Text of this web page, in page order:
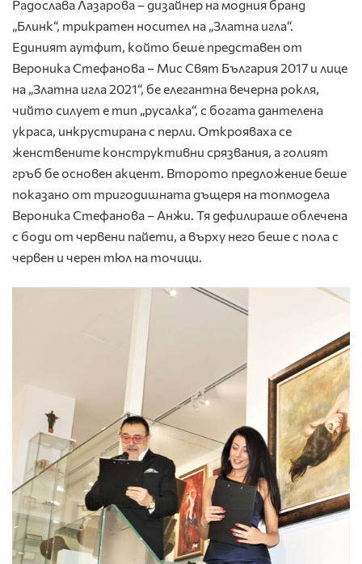
Радослава Лазарова – дизайнер на модния бранд
„Блинк“, трикратен носител на „Златна игла“.
Единият аутфит, който беше представен от
Вероника Стефанова – Мис Свят България 2017 и лице
на „Златна игла 2021“, бе елегантна вечерна рокля,
чийто силует е тип „русалка“, с богата дантелена
украса, инкрустирана с перли. Открояваха се
женствените конструктивни срязвания, а голият
гръб бе основен акцент. Второто предложение беше
показано от тригодишната дъщеря на топмодела
Вероника Стефанова – Анжи. Тя дефилираше облечена
с боди от червени пайети, а върху него беше с пола с
червен и черен тюл на точици.